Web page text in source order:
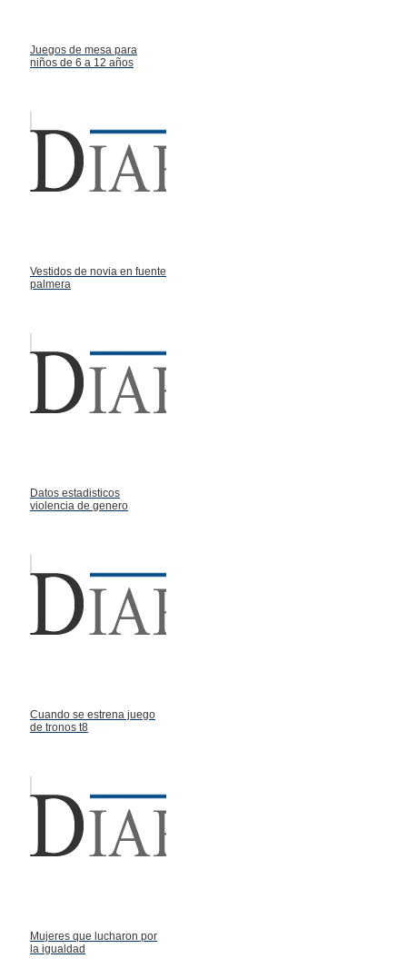
Juegos de mesa para
niños de 6 a 12 años
Vestidos de novia en fuente
palmera
Datos estadisticos
violencia de genero
Cuando se estrena juego
de tronos t8
Mujeres que lucharon por
la igualdad